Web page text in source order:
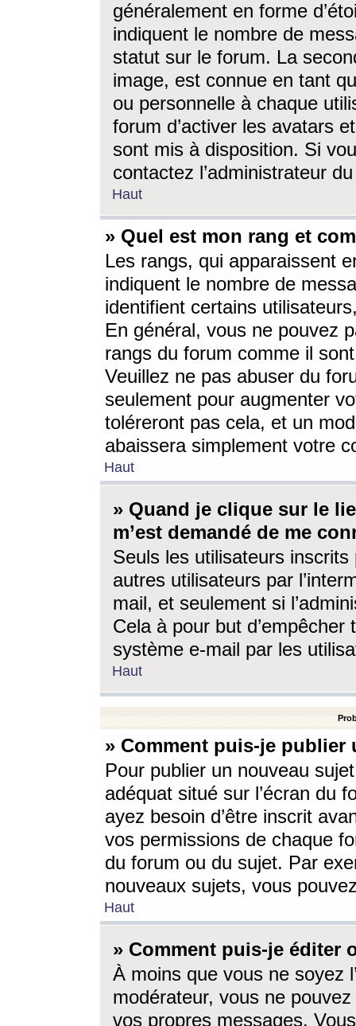
généralement en forme
indiquent le nombre de
statut sur le forum. La
image, est connue en tant
ou personnelle à chaque
forum d’activer les avatars
sont mis à disposition. Si
contactez l’administrateur
Haut
» Quel est mon rang et
Les rangs, qui apparaissent
indiquent le nombre de
identifient certains
En général, vous ne pouvez
rangs du forum comme il
Veuillez ne pas abuser du
seulement pour augmenter
toléreront pas cela, et un
abaissera simplement votre
Haut
» Quand je clique sur le
m’est demandé de me
Seuls les utilisateurs
autres utilisateurs par
mail, et seulement si
Cela à pour but
système e-mail par les
Haut
» Comment puis-je
Pour publier un nouveau
adéquat situé sur l’écran du
ayez besoin d’être inscrit
vos permissions de chaque
du forum ou du sujet. Par
nouveaux sujets, vous
Haut
» Comment puis-je éditer
À moins que vous ne soyez
modérateur, vous ne
vos propres messages.